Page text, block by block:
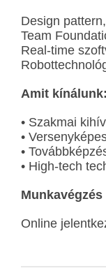
Design
Team
Real-time
Amit kínálunk:
• Szakmai
•
•
• High-tech
Online